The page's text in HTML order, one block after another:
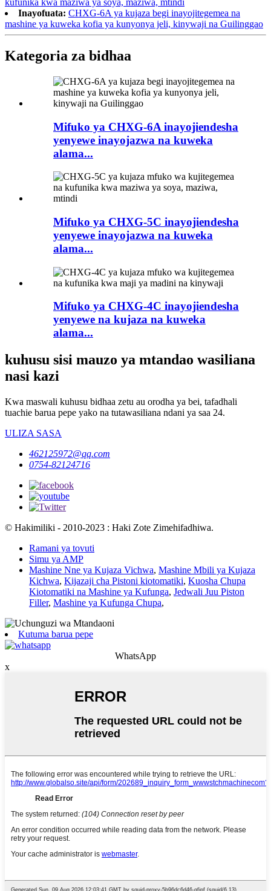
kufunika kwa maziwa ya soya, maziwa, mtindi
Inayofuata: CHXG-6A ya kujaza begi inayojitegemea na
mashine ya kuweka kofia ya kunyonya jeli, kinywaji na Guilinggao
Kategoria za bidhaa
Mifuko ya CHXG-6A inayojiendesha
yenyewe inayojazwa na kuweka
alama...
Mifuko ya CHXG-5C inayojiendesha
yenyewe inayojazwa na kuweka
alama...
Mifuko ya CHXG-4C inayojiendesha
yenyewe na kujaza na kuweka
alama...
kuhusu sisi mauzo ya mtandao wasiliana
nasi kazi
Kwa maswali kuhusu bidhaa zetu au orodha ya bei, tafadhali
tuachie barua pepe yako na tutawasiliana ndani ya saa 24.
ULIZA SASA
462125972@qq.com
0754-82124716
© Hakimiliki - 2010-2023 : Haki Zote Zimehifadhiwa.
Ramani ya tovuti
Simu ya AMP
Mashine Nne ya Kujaza Vichwa, Mashine Mbili ya Kujaza
Kichwa, Kijazaji cha Pistoni kiotomatiki, Kuosha Chupa
Kiotomatiki na Mashine ya Kufunga, Jedwali Juu Piston
Filler, Mashine ya Kufunga Chupa,
Kutuma barua pepe
WhatsApp
x